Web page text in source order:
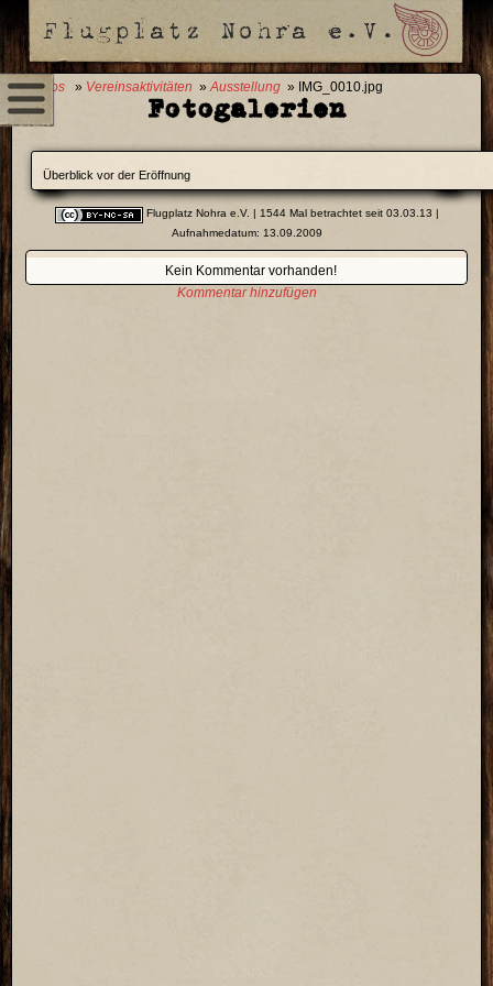
0 Fotos » Vereinsaktivitäten »Ausstellung » IMG_0010.jpg
Fotogalerien
Überblick vor der Eröffnung
Flugplatz Nohra e.V. | 1544 Mal betrachtet seit 03.03.13 |
Aufnahmedatum: 13.09.2009
Kein Kommentar vorhanden!
Kommentar hinzufügen